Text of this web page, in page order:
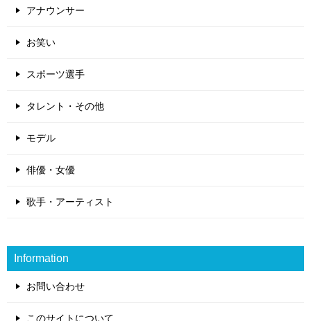
アナウンサー
お笑い
スポーツ選手
タレント・その他
モデル
俳優・女優
歌手・アーティスト
Information
お問い合わせ
このサイトについて